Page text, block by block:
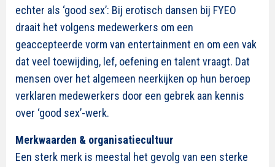
echter als ‘good sex’: Bij erotisch dansen bij FYEO
draait het volgens medewerkers om een
geaccepteerde vorm van entertainment en om een vak
dat veel toewijding, lef, oefening en talent vraagt. Dat
mensen over het algemeen neerkijken op hun beroep
verklaren medewerkers door een gebrek aan kennis
over ‘good sex’-werk.
Merkwaarden & organisatiecultuur
Een sterk merk is meestal het gevolg van een sterke